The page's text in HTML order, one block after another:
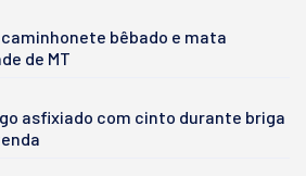
bêbado e mata
de MT
asfixiado com cinto durante briga